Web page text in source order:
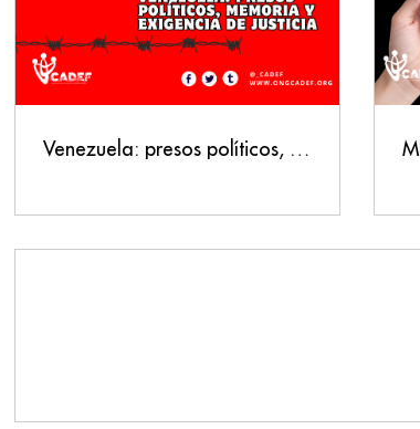
Venezuela: presos políticos, memoria y exigencia de justicia